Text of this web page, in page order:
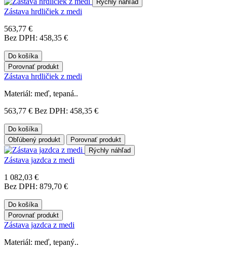
Rýchly náhľad
Zástava hrdličiek z medi
563,77 €
Bez DPH: 458,35 €
Do košíka
Porovnať produkt
Zástava hrdličiek z medi
Materiál: meď, tepaná..
563,77 € Bez DPH: 458,35 €
Do košíka
Obľúbený produkt
Porovnať produkt
Rýchly náhľad
Zástava jazdca z medi
1 082,03 €
Bez DPH: 879,70 €
Do košíka
Porovnať produkt
Zástava jazdca z medi
Materiál: meď, tepaný..